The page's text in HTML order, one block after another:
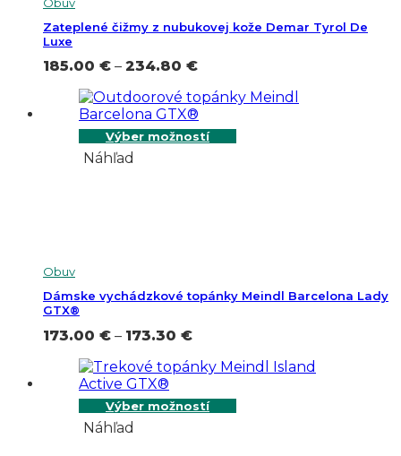
Zateplené čižmy z nubukovej kože Demar Tyrol De
Luxe
185.00 € – 234.80 €Price
185.00 €
through
234.80 €
Výber možností
Náhľad
Obuv
Dámske vychádzkové topánky Meindl Barcelona Lady
GTX®
173.00 € – 173.30 €Price
173.00 €
173.30 €
Výber možností
Náhľad